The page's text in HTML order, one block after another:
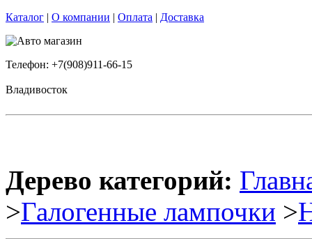
Каталог | О компании | Оплата | Доставка
Телефон: +7(908)911-66-15
Владивосток
Дерево категорий:
>Галогенные лампочки >